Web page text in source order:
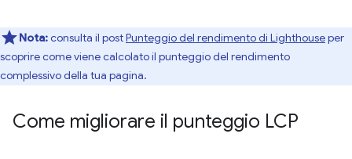
Nota:consulta il postPunteggio del rendimento di Lighthouseper
scoprire come viene calcolato il punteggio del rendimento
complessivo della tua pagina.
Come migliorare il punteggio LCP